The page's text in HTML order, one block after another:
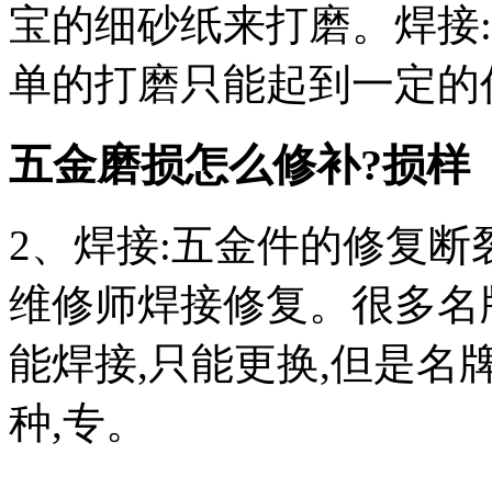
宝的细砂纸来打磨。焊
单的打磨只能起到一定
五金磨损怎么修补?损样
2、焊接:五金件的修复
维修师焊接修复。很多
能焊接,只能更换,但是名
种,专。